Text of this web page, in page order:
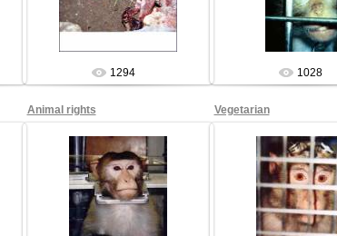
Sham69
1294
Sham69
1028
Animal rights
27.08.2009
Sham69
Vegetarian
27.08.2009
Sham69